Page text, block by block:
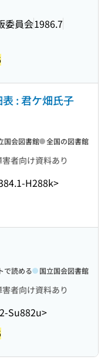
委員会1986.7
: 君ケ畑氏子
害者向け資料あり
H288k>
国会図書館 全国の図書館
害者向け資料あり
Su882u>
で読める 国立国会図書館